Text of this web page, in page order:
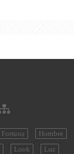
Fortuna
Hombre
Look Luz